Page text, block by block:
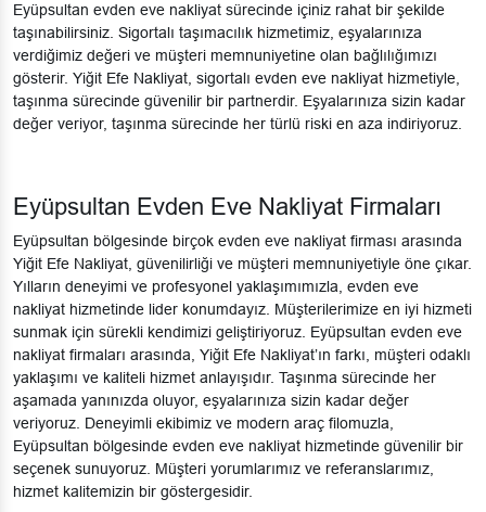
Eyüpsultan evden eve nakliyat sürecinde içiniz rahat bir şekilde
taşınabilirsiniz. Sigortalı taşımacılık hizmetimiz, eşyalarınıza
verdiğimiz değeri ve müşteri memnuniyetine olan bağlılığımızı
gösterir. Yiğit Efe Nakliyat, sigortalı evden eve nakliyat hizmetiyle,
taşınma sürecinde güvenilir bir partnerdir. Eşyalarınıza sizin kadar
değer veriyor, taşınma sürecinde her türlü riski en aza indiriyoruz.
Eyüpsultan Evden Eve Nakliyat Firmaları
Eyüpsultan bölgesinde birçok evden eve nakliyat firması arasında
Yiğit Efe Nakliyat, güvenilirliği ve müşteri memnuniyetiyle öne çıkar.
Yılların deneyimi ve profesyonel yaklaşımımızla, evden eve
nakliyat hizmetinde lider konumdayız. Müşterilerimize en iyi hizmeti
sunmak için sürekli kendimizi geliştiriyoruz. Eyüpsultan evden eve
nakliyat firmaları arasında, Yiğit Efe Nakliyat’ın farkı, müşteri odaklı
yaklaşımı ve kaliteli hizmet anlayışıdır. Taşınma sürecinde her
aşamada yanınızda oluyor, eşyalarınıza sizin kadar değer
veriyoruz. Deneyimli ekibimiz ve modern araç filomuzla,
Eyüpsultan bölgesinde evden eve nakliyat hizmetinde güvenilir bir
seçenek sunuyoruz. Müşteri yorumlarımız ve referanslarımız,
hizmet kalitemizin bir göstergesidir.